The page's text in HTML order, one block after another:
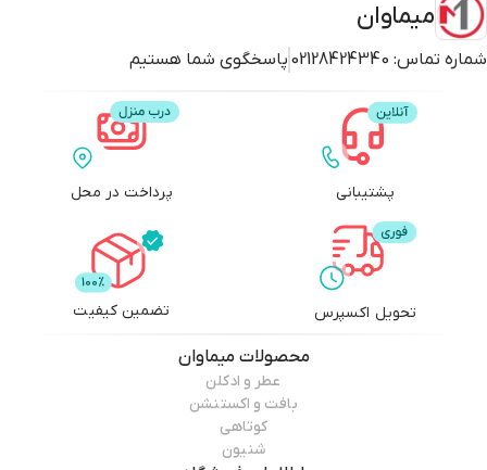
میماوان
شماره تماس: 02128424340 پاسخگوی شما هستیم
پشتیبانی پرداخت در محل
تحویل اکسپرس تضمین کیفیت
محصولاتمیماوان
عطر و ادکلن
بافت و اکستنشن
کوتاهی
شنیون